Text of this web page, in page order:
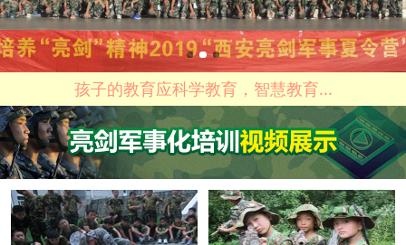
孩子的教育应科学教育，智慧教育...